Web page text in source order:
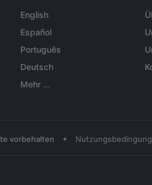
English
Español
Português
Deutsch
Mehr ...
vorbehalten •